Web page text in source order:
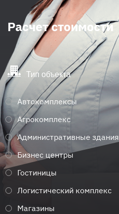
Расчет стоимости
Тип объекта
Автокомплексы
Агрокомплекс
Административные здания
Бизнес центры
Гостиницы
Логистический комплекс
Магазины